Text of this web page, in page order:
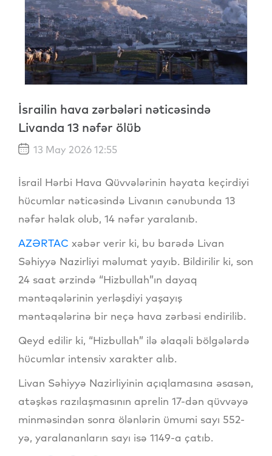
İsrailin hava zərbələri nəticəsində
Livanda 13 nəfər ölüb
13 May 2026 12:55
İsrail Hərbi Hava Qüvvələrinin həyata keçirdiyi
hücumlar nəticəsində Livanın cənubunda 13
nəfər həlak olub, 14 nəfər yaralanıb.
AZƏRTAC xəbər verir ki, bu barədə Livan
Səhiyyə Nazirliyi məlumat yayıb. Bildirilir ki, son
24 saat ərzində “Hizbullah”ın dayaq
məntəqələrinin yerləşdiyi yaşayış
məntəqələrinə bir neçə hava zərbəsi endirilib.
Qeyd edilir ki, “Hizbullah” ilə əlaqəli bölgələrdə
hücumlar intensiv xarakter alıb.
Livan Səhiyyə Nazirliyinin açıqlamasına əsasən,
atəşkəs razılaşmasının aprelin 17-dən qüvvəyə
minməsindən sonra ölənlərin ümumi sayı 552-
yə, yaralananların sayı isə 1149-a çatıb.